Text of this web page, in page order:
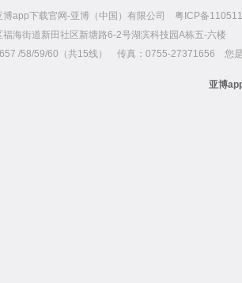
博app下载官网-亚博（中国）有限公司 粤ICP备
海街道新田社区新塘路6-2号湖滨科技园A栋五-六楼
/58/59/60（共15线） 传真：0755-27371656 您
亚博